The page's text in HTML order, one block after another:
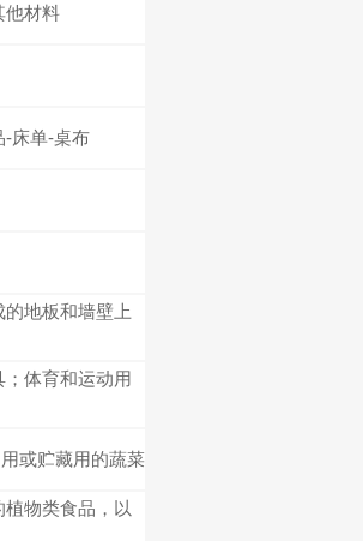
他材料
-床单-桌布
地板和墙壁上
体育和运动用
或贮藏用的蔬菜
物类食品，以